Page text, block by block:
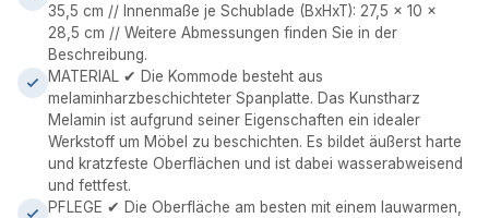
35,5 cm // Innenmaße je Schublade (BxHxT): 27,5 x 10 x
28,5 cm // Weitere Abmessungen finden Sie in der
Beschreibung.
MATERIAL ✔ Die Kommode besteht aus
melaminharzbeschichteter Spanplatte. Das Kunstharz
Melamin ist aufgrund seiner Eigenschaften ein idealer
Werkstoff um Möbel zu beschichten. Es bildet äußerst harte
und kratzfeste Oberflächen und ist dabei wasserabweisend
und fettfest.
PFLEGE ✔ Die Oberfläche am besten mit einem lauwarmen,